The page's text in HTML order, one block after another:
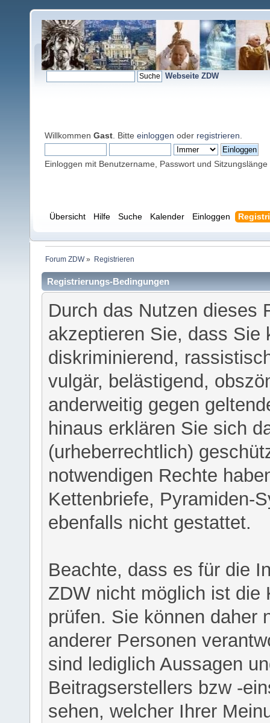
Webseite ZDW
Willkommen Gast . Bitte einloggen oder registrieren
Einloggen mit Benutzername, Passwort und Sitzungslänge
Übersicht Hilfe Suche Kalender Einloggen
Forum ZDW» Registrieren
Registrierungs-Bedingungen
Durch das Nutzen dieses
akzeptieren Sie, dass Sie
diskriminierend,
vulgär, belästigend,
anderweitig gegen
hinaus erklären Sie sich
(urheberrechtlich)
notwendigen Rechte
Kettenbriefe, Pyramiden-
ebenfalls nicht gestattet.
Beachte, dass es für die
ZDW nicht möglich ist die
prüfen. Sie können daher
anderer Personen
sind lediglich Aussagen
Beitragserstellers bzw -
sehen, welcher Ihrer